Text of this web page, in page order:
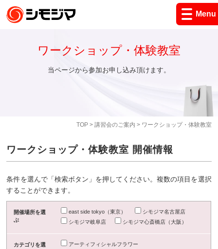
Menu
TOP> 講習会のご案内 > ワークショップ・体験教室
ワークショップ・体験教室
当ページから参加お申し込み頂けます。
ワークショップ・体験教室 開催情報
条件を選んで「検索ボタン」を押してください。複数の項目を選択
することができます。
開催場所を選
ぶ
east side tokyo（東京）
シモジマ名古屋店
シモジマ岐阜店
シモジマ心斎橋店（大阪）
カテゴリを選
アーティフィシャルフラワー